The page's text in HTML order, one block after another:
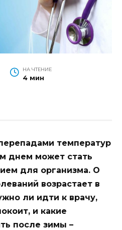
НА ЧТЕНИЕ
4 мин
температур
днем может стать
для организма. О
возрастает в
ли идти к врачу,
и какие
после зимы –